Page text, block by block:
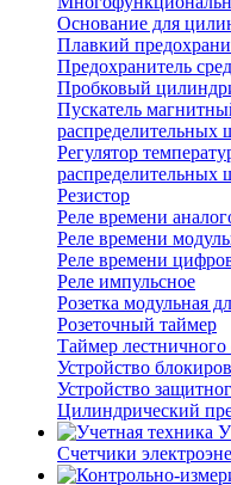
Основание для
Плавкий
Предохранитель
Пробковый
Пускатель
распределительных
Регулятор
распределительных
Резистор
Реле времени
Реле времени
Реле времени
Реле импульсное
Розетка модульная
Розеточный таймер
Таймер
Устройство
Устройство
Цилиндрический
Счетчики